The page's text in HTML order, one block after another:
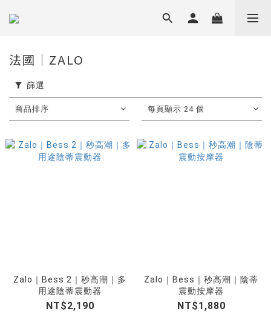
法國｜ZALO
篩選
商品排序 每頁顯示 24 個
Zalo｜Bess 2｜秒高潮｜多
用途陰蒂震動器
NT$2,190
Zalo｜Bess｜秒高潮｜陰蒂
震動按摩器
NT$1,880